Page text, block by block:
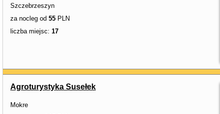
Szczebrzeszyn
za nocleg od 55 PLN
liczba miejsc: 17
Agroturystyka Susełek
Mokre